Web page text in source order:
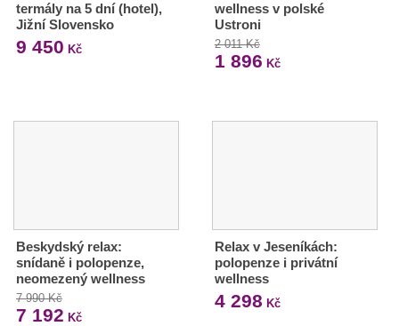
termály na 5 dní (hotel),
Jižní Slovensko
9 450 Kč
wellness v polské
Ustroni
2 011 Kč
1 896 Kč
Beskydský relax:
snídaně i polopenze,
neomezený wellness
7 990 Kč
7 192 Kč
Relax v Jeseníkách:
polopenze i privátní
wellness
4 298 Kč